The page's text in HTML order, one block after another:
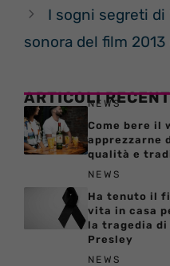
I sogni segreti di
sonora del film
ARTICOLINEWS
Come bere il
apprezzarne
qualità e
NEWS
Ha tenuto il
vita in casa
la tragedia di
Presley
NEWS